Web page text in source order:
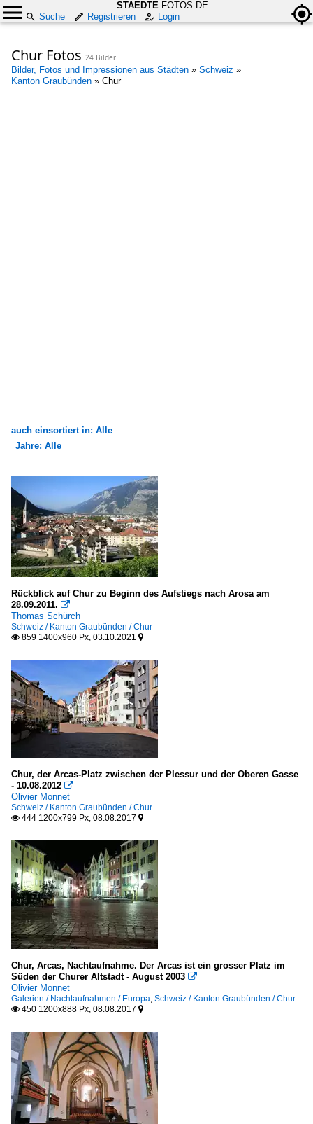
STAEDTE-FOTOS.DE
Suche
Registrieren Login
Chur Fotos 24 Bilder
Bilder, Fotos und Impressionen aus Städten » Schweiz »
Kanton Graubünden » Chur
auch einsortiert in: Alle
Bauten für den Konsum
Europa
Schweiz
Sakrale Bauten
Schweiz
Galerien
Nachtaufnahmen
Europa
Jahre: Alle
2000
2003
2009
2010
2010
2012
2020
2021
Rückblick auf Chur zu Beginn des Aufstiegs nach Arosa am
28.09.2011. 
Thomas Schürch
Schweiz / Kanton Graubünden / Chur
 859 1400x960 Px, 03.10.2021 
Chur, der Arcas-Platz zwischen der Plessur und der Oberen Gasse
- 10.08.2012 
Olivier Monnet
Schweiz / Kanton Graubünden / Chur
 444 1200x799 Px, 08.08.2017 
Chur, Arcas, Nachtaufnahme. Der Arcas ist ein grosser Platz im
Süden der Churer Altstadt - August 2003 
Olivier Monnet
Galerien / Nachtaufnahmen / Europa, Schweiz / Kanton Graubünden / Chur
 450 1200x888 Px, 08.08.2017 